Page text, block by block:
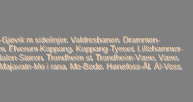
Gjøvik m sidelinjer, Valdresbanen, Drammen-
, Elverum-Koppang, Koppang-Tynset, Lillehammer-
Støren, Trondheim st, Trondheim-Være, Være,
Majavatn-Mo i rana, Mo-Bodø, Hønefoss-Ål, Ål-Voss,